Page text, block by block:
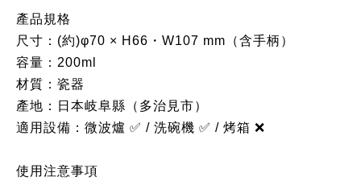
產品規格
尺寸：(約)φ70 × H66・W107 mm（含手柄）
容量：200ml
材質：瓷器
產地：日本岐阜縣（多治見市）
適用設備：微波爐 ✅ / 洗碗機 ✅ / 烤箱 ❌
使用注意事項